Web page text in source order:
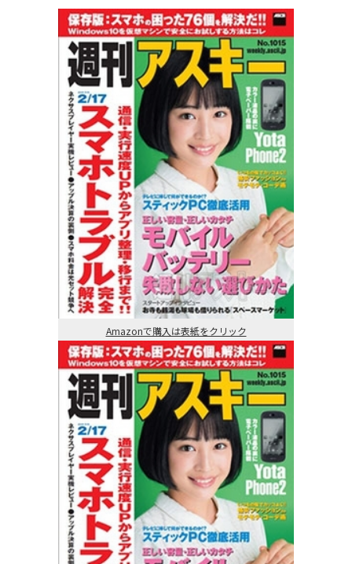
Amazonで購入は表紙をクリック